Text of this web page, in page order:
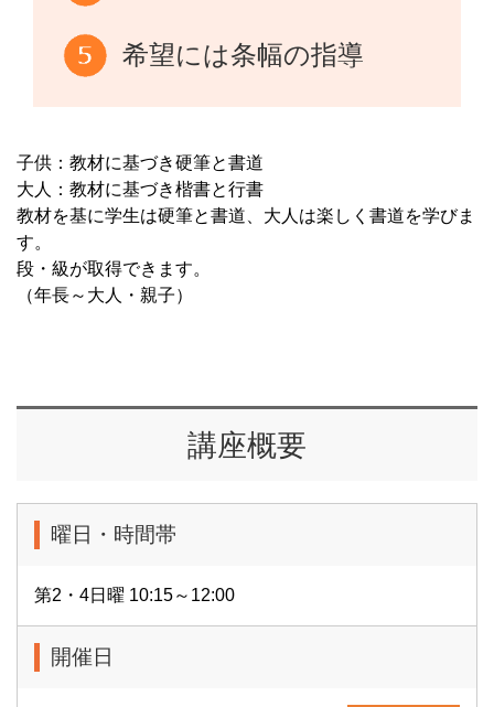
希望には条幅の指導
子供：教材に基づき硬筆と書道
大人：教材に基づき楷書と行書
教材を基に学生は硬筆と書道、大人は楽しく書道を学びま
す。
段・級が取得できます。
（年長～大人・親子）
講座概要
曜日・時間帯
第2・4日曜 10:15～12:00
開催日